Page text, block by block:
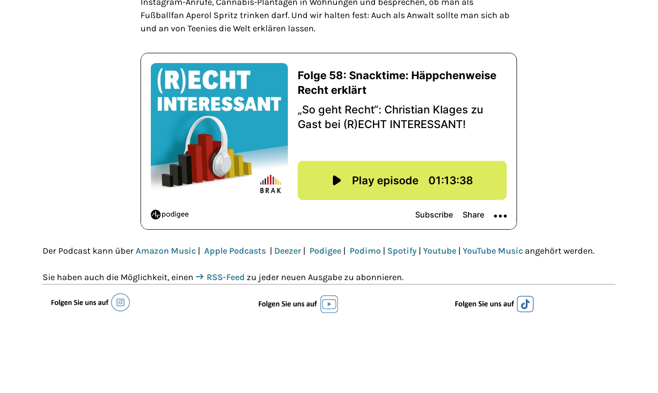
Fußballfan Aperol Spritz trinken darf. Und wir halten fest: Auch als Anwalt sollte man sich ab
und an von Teenies die Welt erklären lassen.
Der Podcast kann überAmazon Music | Apple Podcasts | Deezer | Podigee | Podimo | Spotify | Youtube | YouTube Music angehört werden.
Sie haben auch die Möglichkeit, einen RSS-Feed zu jeder neuen Ausgabe zu abonnieren.